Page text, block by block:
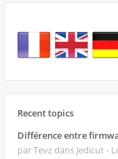
Recent topics
Différence entre
par Tevz dans Jedicut -